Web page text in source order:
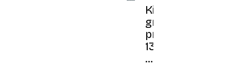
ZNANSTVENIKI
Kit
grbavec
preplaval
13
tisoč